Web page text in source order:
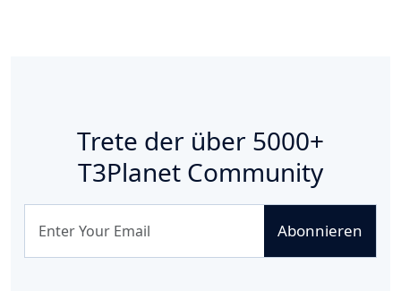
Trete der über 5000+
T3Planet Community
Abonnieren